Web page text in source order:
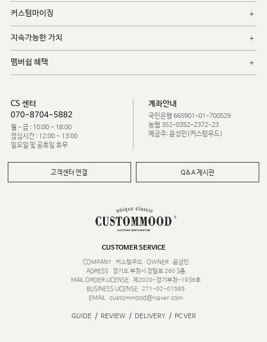
커스텀마이징
지속가능한 가치
멤버쉽 혜택
CS 센터
070-8704-5882
월 - 금 : 10:00 ~ 18:00
점심시간 : 12:00 ~ 13:00
일요일 및 공휴일 휴무
계좌안내
국민은행 665901-01-700529
농협 352-0352-2372-23
예금주: 윤성민(커스텀무드)
고객센터 연결 Q&A 게시판
CUSTOMER SERVICE
COMPANY
커스텀무드 OWNER
윤성민
ADRESS
경기도 부천시 장말로 260 3층
MAIL ORDER LICENSE
제2020-경기부천-1936호
BUSINESS LICENSE 271-02-01565
EMAIL
custommood@naver.com
GUIDE / REVIEW / DELIVERY / PC VER